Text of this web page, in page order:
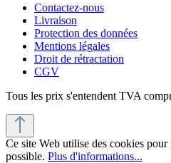
Contactez-nous
Livraison
Protection des données
Mentions légales
Droit de rétractation
CGV
Tous les prix s'entendent TVA
Ce site Web utilise des cookies
possible. Plus d'informations...